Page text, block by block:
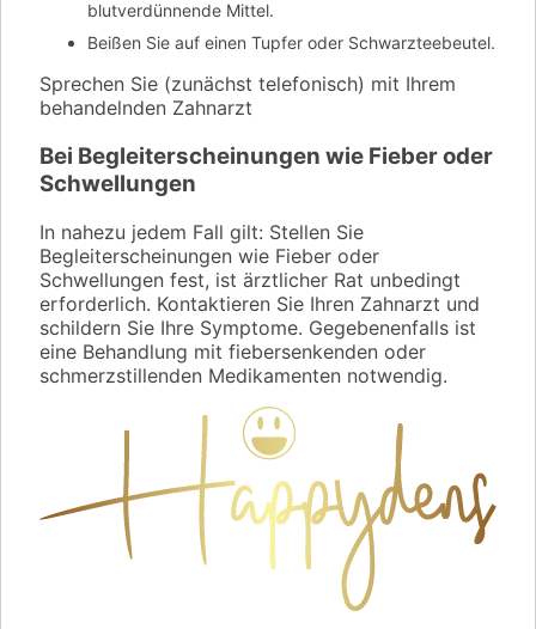
blutverdünnende Mittel.
Beißen Sie auf einen Tupfer oder Schwarzteebeutel.
Sprechen Sie (zunächst telefonisch) mit Ihrem
behandelnden Zahnarzt
Bei Begleiterscheinungen wie Fieber oder
Schwellungen
In nahezu jedem Fall gilt: Stellen Sie
Begleiterscheinungen wie Fieber oder
Schwellungen fest, ist ärztlicher Rat unbedingt
erforderlich. Kontaktieren Sie Ihren Zahnarzt und
schildern Sie Ihre Symptome. Gegebenenfalls ist
eine Behandlung mit fiebersenkenden oder
schmerzstillenden Medikamenten notwendig.